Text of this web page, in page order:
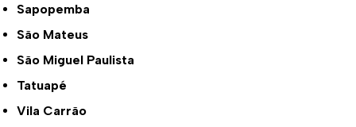
Sapopemba
São Mateus
São Miguel Paulista
Tatuapé
Vila Carrão